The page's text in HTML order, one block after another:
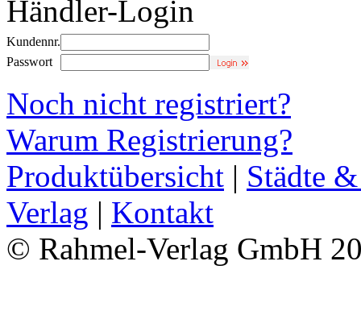
Händler-Login
Kundennr.
Passwort
Noch nicht registriert?
Warum Registrierung?
Produktübersicht | Städte
Verlag | Kontakt
© Rahmel-Verlag GmbH